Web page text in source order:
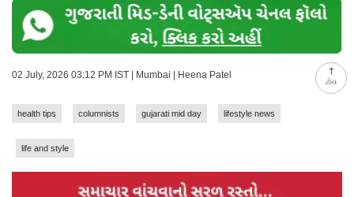
ટોચ
02 July, 2026 03:12 PM IST | Mumbai | Heena Patel
health tips columnists gujarati mid day lifestyle news
life and style